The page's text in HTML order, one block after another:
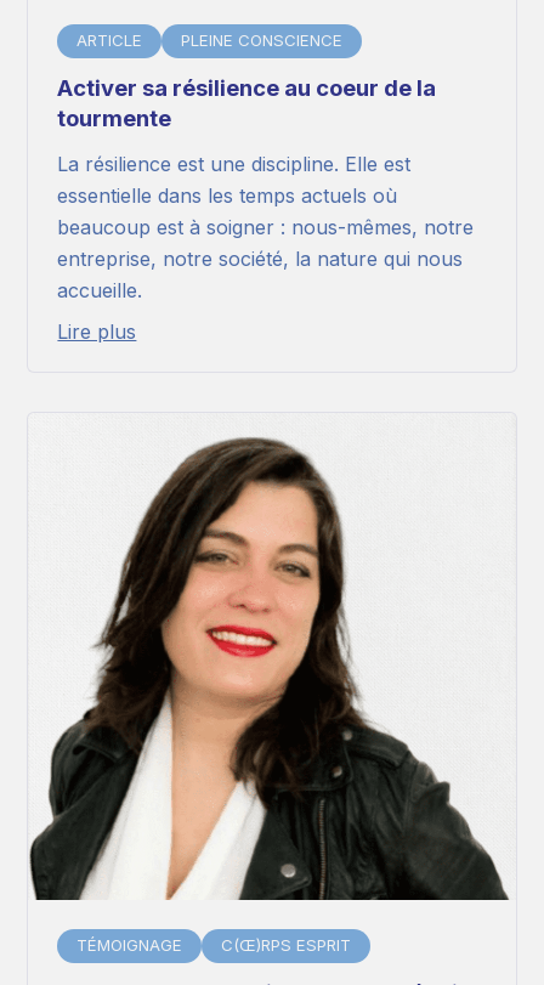
ARTICLE PLEINE CONSCIENCE
Activer sa résilience au coeur de la
tourmente
La résilience est une discipline. Elle est
essentielle dans les temps actuels où
beaucoup est à soigner : nous-mêmes, notre
entreprise, notre société, la nature qui nous
accueille.
Lire plus
TÉMOIGNAGE C(Œ)RPS ESPRIT